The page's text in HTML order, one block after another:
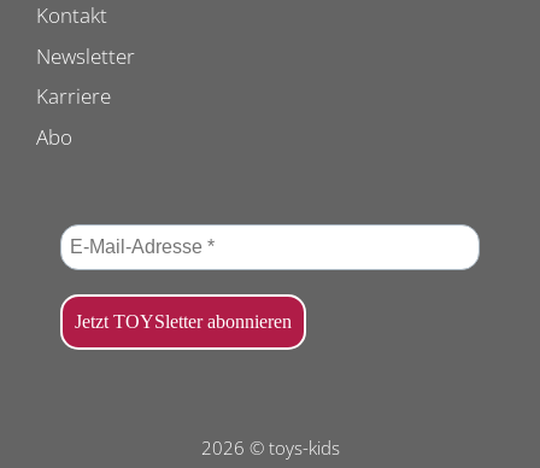
Kontakt
Newsletter
Karriere
Abo
2026 © toys-kids